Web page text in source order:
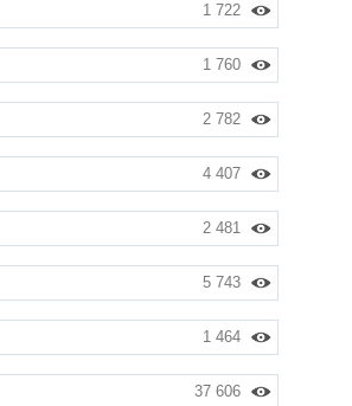
1 722
1 760
2 782
4 407
2 481
5 743
1 464
37 606